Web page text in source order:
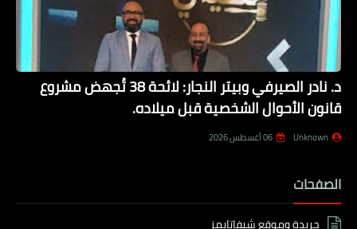
د. نادر الصيرفي وبيتر النجار: لائحة 38 تُجهض مشروع
قانون الأحوال الشخصية قبل ميلاده.
Unknown 06 أغسطس 2026
الصفحات
جريدة وموقع شيفاتايمز